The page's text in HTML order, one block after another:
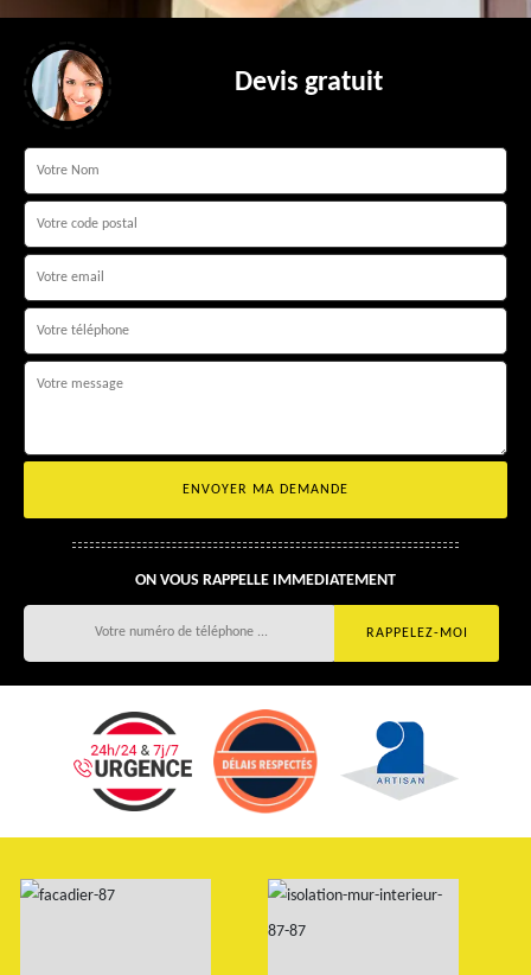
Devis gratuit
ON VOUS RAPPELLE IMMEDIATEMENT